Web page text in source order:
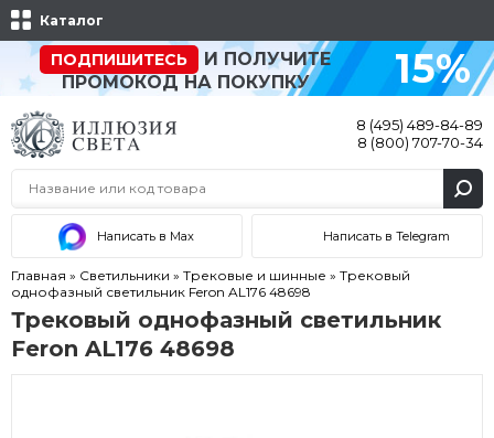
Каталог
ПОДПИШИТЕСЬ
И ПОЛУЧИТЕ
ПРОМОКОД НА ПОКУПКУ
15%
8 (495) 489-84-89
8 (800) 707-70-34
Написать в Max Написать в Telegram
Главная » Светильники » Трековые и шинные » Трековый
однофазный светильник Feron AL176 48698
Трековый однофазный светильник
Feron AL176 48698